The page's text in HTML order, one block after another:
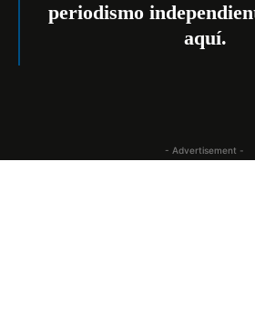
periodismo
aquí.
- Advertisement -